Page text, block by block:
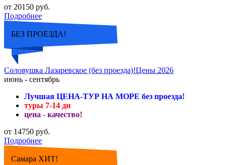
от 20150 руб.
Подробнее
БЕЗ ПРОЕЗДА!
Соловушка Лазаревское (без проезда)!Цены 2026
июнь - сентябрь
Лучшая ЦЕНА-ТУР НА МОРЕ без проезда!
туры 7-14 дн
цена - качество!
от 14750 руб.
Подробнее
Самара ХИТ!